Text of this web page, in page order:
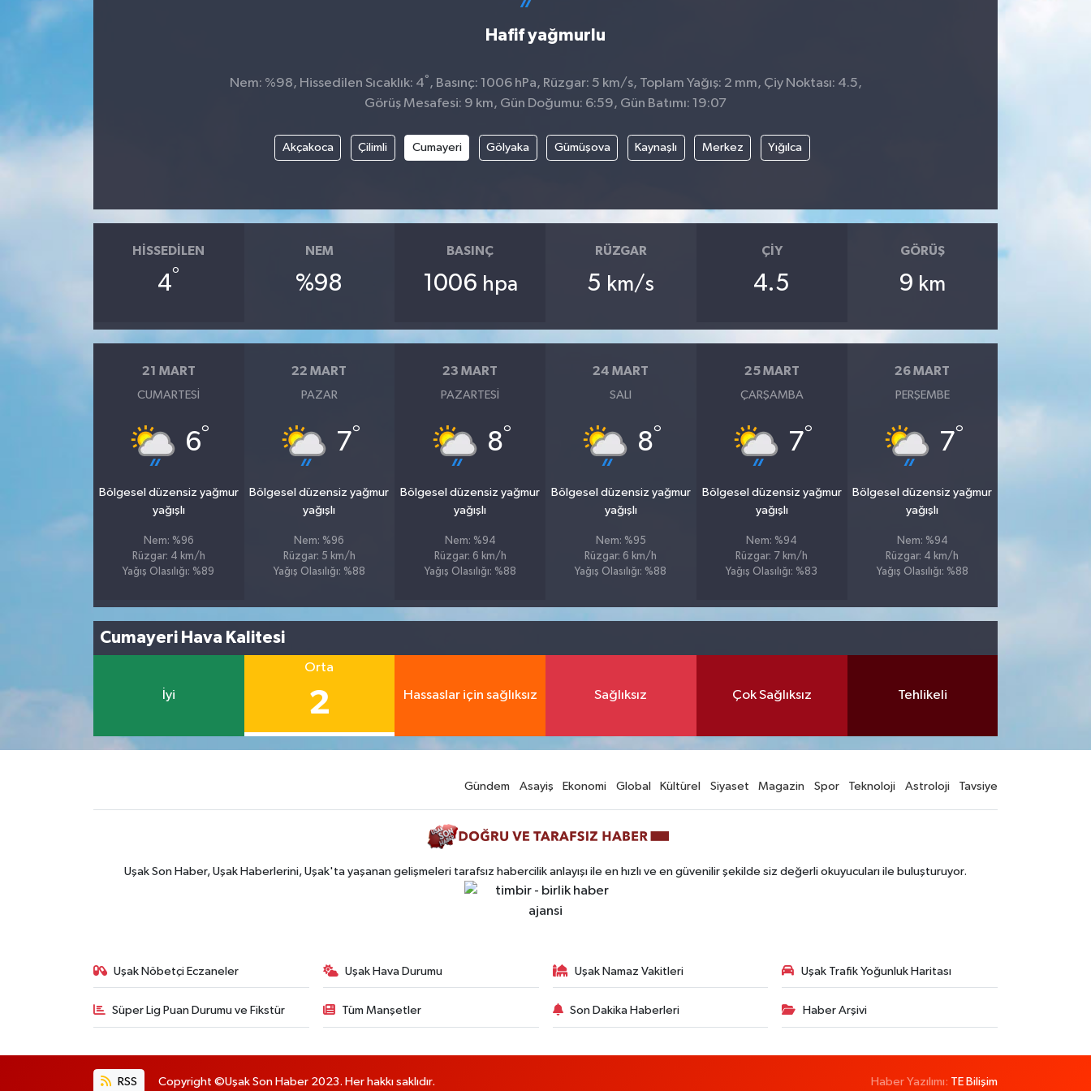
Hafif yağmurlu
Nem: %98, Hissedilen Sıcaklık: 4° , Basınç: 1006 hPa, Rüzgar: 5 km/s, Toplam Yağış: 2 mm, Çiy Noktası: 4.5,
Görüş Mesafesi: 9 km, Gün Doğumu: 6:59, Gün Batımı: 19:07
Akçakoca Çilimli Cumayeri Gölyaka Gümüşova Kaynaşlı Merkez Yığılca
HISSEDILEN
4°
NEM
%98
BASINÇ
1006 hpa
RÜZGAR
5 km/s
ÇIY
4.5
GÖRÜŞ
9 km
21 MART
CUMARTESI
6°
Bölgesel düzensiz yağmur
yağışlı
Nem: %96
Rüzgar: 4 km/h
Yağış Olasılığı: %89
22 MART
PAZAR
7°
Bölgesel düzensiz yağmur
yağışlı
Nem: %96
Rüzgar: 5 km/h
Yağış Olasılığı: %88
23 MART
PAZARTESI
8°
Bölgesel düzensiz yağmur
yağışlı
Nem: %94
Rüzgar: 6 km/h
Yağış Olasılığı: %88
24 MART
SALI
8°
Bölgesel düzensiz yağmur
yağışlı
Nem: %95
Rüzgar: 6 km/h
Yağış Olasılığı: %88
25 MART
ÇARŞAMBA
7°
Bölgesel düzensiz yağmur
yağışlı
Nem: %94
Rüzgar: 7 km/h
Yağış Olasılığı: %83
26 MART
PERŞEMBE
7°
Bölgesel düzensiz yağmur
yağışlı
Nem: %94
Rüzgar: 4 km/h
Yağış Olasılığı: %88
Cumayeri Hava Kalitesi
İyi
Orta
2 Hassaslar için sağlıksız Sağlıksız Çok Sağlıksız Tehlikeli
Gündem Asayiş Ekonomi Global Kültürel Siyaset Magazin Spor Teknoloji Astroloji Tavsiye
Uşak Son Haber, Uşak Haberlerini, Uşak'ta yaşanan gelişmeleri tarafsız habercilik anlayışı ile en hızlı ve en güvenilir şekilde siz değerli okuyucuları ile buluşturuyor.
Uşak Nöbetçi Eczaneler Uşak Hava Durumu Uşak Namaz Vakitleri Uşak Trafik Yoğunluk Haritası
Süper Lig Puan Durumu ve Fikstür Tüm Manşetler Son Dakika Haberleri Haber Arşivi
RSS Copyright ©Uşak Son Haber 2023. Her hakkı saklıdır. Haber Yazılımı: TE Bilişim